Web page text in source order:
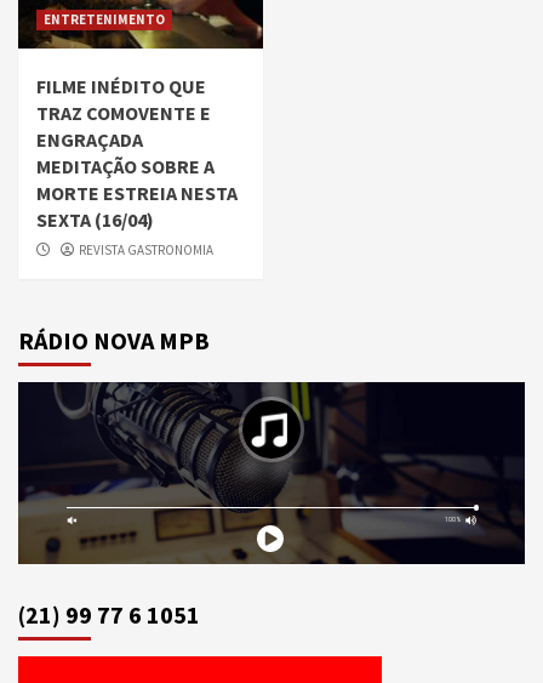
ENTRETENIMENTO
FILME INÉDITO QUE
TRAZ COMOVENTE E
ENGRAÇADA
MEDITAÇÃO SOBRE A
MORTE ESTREIA NESTA
SEXTA (16/04)
REVISTA GASTRONOMIA
RÁDIO NOVA MPB
(21) 99 77 6 1051